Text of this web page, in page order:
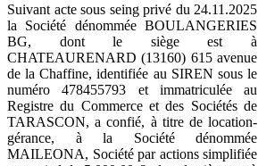
Suivant acte sous seing privé du 24.11.2025
la Société dénommée BOULANGERIES
BG, dont le siège est à
CHATEAURENARD (13160) 615 avenue
de la Chaffine, identifiée au SIREN sous le
numéro 478455793 et immatriculée au
Registre du Commerce et des Sociétés de
TARASCON, a confié, à titre de location-
gérance, à la Société dénommée
MAILEONA, Société par actions simplifiée